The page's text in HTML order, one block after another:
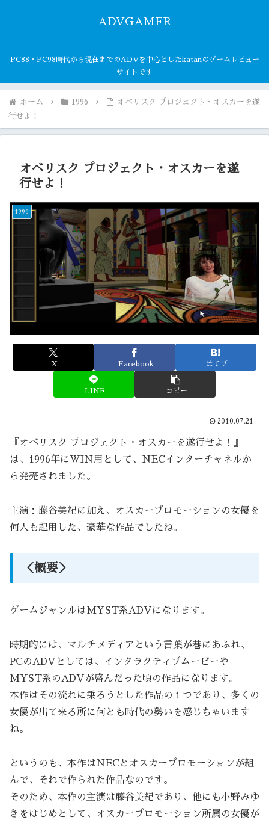
ADVGAMER
PC88・PC98時代から現在までのADVを中心としたkatanのゲームレビュー
サイトです
ホーム 1996
オベリスク プロジェクト・オスカーを遂
行せよ！
オベリスク プロジェクト・オスカーを遂
行せよ！
1996
X Facebook はてブ
LINE コピー
2010.07.21
『オベリスク プロジェクト・オスカーを遂行せよ！』
は、1996年にWIN用として、NECインターチャネルか
ら発売されました。
主演：藤谷美紀に加え、オスカープロモーションの女優を
何人も起用した、豪華な作品でしたね。
＜概要＞
ゲームジャンルはMYST系ADVになります。
時期的には、マルチメディアという言葉が巷にあふれ、
PCのADVとしては、インタラクティブムービーや
MYST系のADVが盛んだった頃の作品になります。
本作はその流れに乗ろうとした作品の１つであり、多くの
女優が出て来る所に何とも時代の勢いを感じちゃいます
ね。
というのも、本作はNECとオスカープロモーションが組
んで、それで作られた作品なのです。
そのため、本作の主演は藤谷美紀であり、他にも小野みゆ
きをはじめとして、オスカープロモーション所属の女優が